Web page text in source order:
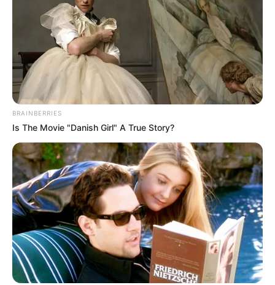
Επιμέλεια
Χριστίνα Μακρή
08/05/2026, 19:46 · 7:46 ΜΜ
Τελευταία ενημέρωση
08/05/2026, 19:46 · 7:46 ΜΜ
Ελλάδα
Κοινοποίησε άρθρο
Προσθήκη το newstok.gr στην Google
BRAINBERRIES
Is The Movie "Danish Girl" A True Story?